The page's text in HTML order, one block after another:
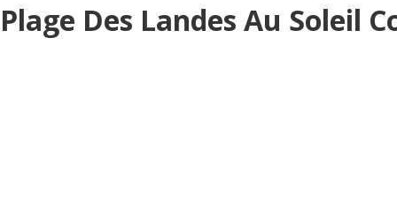
Plage Des Landes Au Soleil